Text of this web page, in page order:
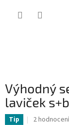
Výhodný
laviček
Tip
Průměrné
2 hodnocení